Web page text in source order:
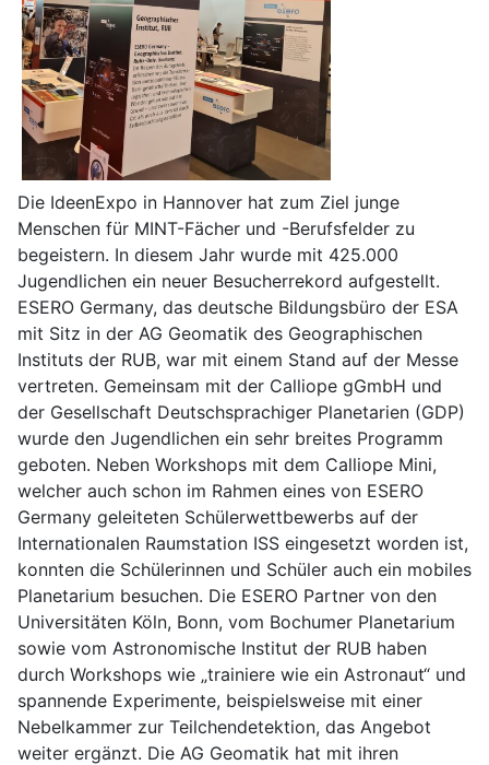
Die IdeenExpo in Hannover hat zum Ziel junge
Menschen für MINT-Fächer und -Berufsfelder zu
begeistern. In diesem Jahr wurde mit 425.000
Jugendlichen ein neuer Besucherrekord aufgestellt.
ESERO Germany, das deutsche Bildungsbüro der ESA
mit Sitz in der AG Geomatik des Geographischen
Instituts der RUB, war mit einem Stand auf der Messe
vertreten. Gemeinsam mit der Calliope gGmbH und
der Gesellschaft Deutschsprachiger Planetarien (GDP)
wurde den Jugendlichen ein sehr breites Programm
geboten. Neben Workshops mit dem Calliope Mini,
welcher auch schon im Rahmen eines von ESERO
Germany geleiteten Schülerwettbewerbs auf der
Internationalen Raumstation ISS eingesetzt worden ist,
konnten die Schülerinnen und Schüler auch ein mobiles
Planetarium besuchen. Die ESERO Partner von den
Universitäten Köln, Bonn, vom Bochumer Planetarium
sowie vom Astronomische Institut der RUB haben
durch Workshops wie „trainiere wie ein Astronaut“ und
spannende Experimente, beispielsweise mit einer
Nebelkammer zur Teilchendetektion, das Angebot
weiter ergänzt. Die AG Geomatik hat mit ihren